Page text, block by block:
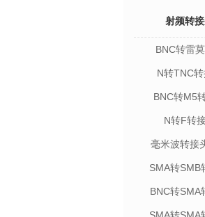
射频转
BNC转雷
N转TNC
BNC转M5
N转F转
毫米波转接
SMA转SMB
BNC转SMA